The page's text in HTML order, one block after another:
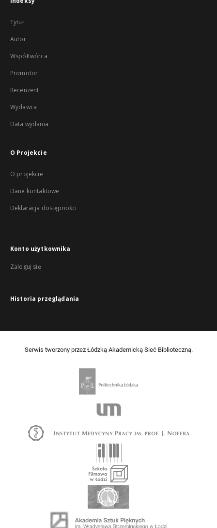
Tytuł
Autor
Współtwórca
Promotor
Recenzent
Wydawca
Data wydania
O Projekcie
O projekcie
Dane kontaktowe
Deklaracja dostępności
Konto użytkownika
Zaloguj się
Historia przeglądania
Serwis tworzony przez Łódzką Akademicką Sieć Biblioteczną.